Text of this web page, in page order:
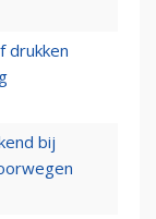
drukken
bij